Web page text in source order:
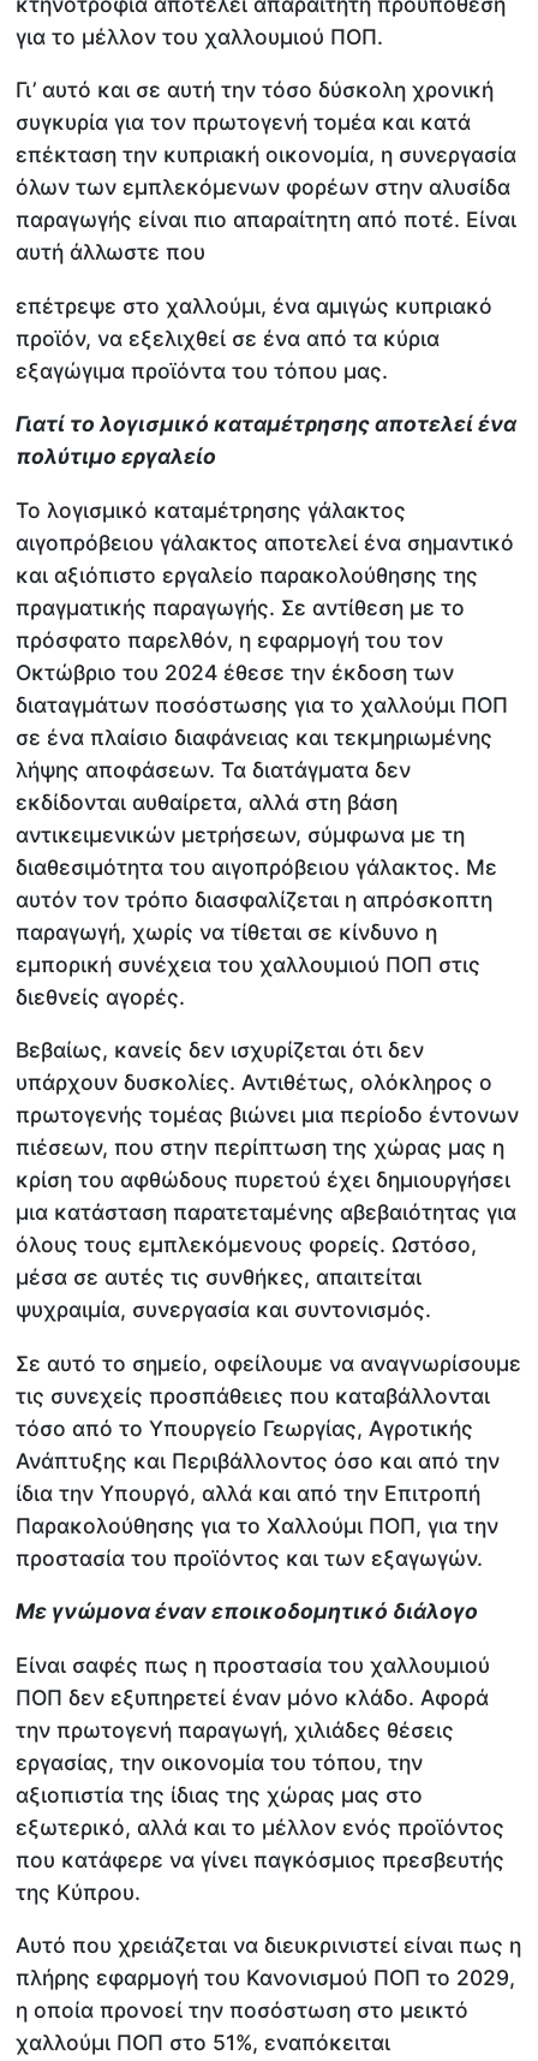
για το μέλλον του χαλλουμιού ΠΟΠ.
Γι’ αυτό και σε αυτή την τόσο δύσκολη χρονική
συγκυρία για τον πρωτογενή τομέα και κατά
επέκταση την κυπριακή οικονομία, η συνεργασία
όλων των εμπλεκόμενων φορέων στην αλυσίδα
παραγωγής είναι πιο απαραίτητη από ποτέ. Είναι
αυτή άλλωστε που
επέτρεψε στο χαλλούμι, ένα αμιγώς κυπριακό
προϊόν, να εξελιχθεί σε ένα από τα κύρια
εξαγώγιμα προϊόντα του τόπου μας.
Γιατί το λογισμικό καταμέτρησης αποτελεί ένα
πολύτιμο εργαλείο
Το λογισμικό καταμέτρησης γάλακτος
αιγοπρόβειου γάλακτος αποτελεί ένα σημαντικό
και αξιόπιστο εργαλείο παρακολούθησης της
πραγματικής παραγωγής. Σε αντίθεση με το
πρόσφατο παρελθόν, η εφαρμογή του τον
Οκτώβριο του 2024 έθεσε την έκδοση των
διαταγμάτων ποσόστωσης για το χαλλούμι ΠΟΠ
σε ένα πλαίσιο διαφάνειας και τεκμηριωμένης
λήψης αποφάσεων. Τα διατάγματα δεν
εκδίδονται αυθαίρετα, αλλά στη βάση
αντικειμενικών μετρήσεων, σύμφωνα με τη
διαθεσιμότητα του αιγοπρόβειου γάλακτος. Με
αυτόν τον τρόπο διασφαλίζεται η απρόσκοπτη
παραγωγή, χωρίς να τίθεται σε κίνδυνο η
εμπορική συνέχεια του χαλλουμιού ΠΟΠ στις
διεθνείς αγορές.
Βεβαίως, κανείς δεν ισχυρίζεται ότι δεν
υπάρχουν δυσκολίες. Αντιθέτως, ολόκληρος ο
πρωτογενής τομέας βιώνει μια περίοδο έντονων
πιέσεων, που στην περίπτωση της χώρας μας η
κρίση του αφθώδους πυρετού έχει δημιουργήσει
μια κατάσταση παρατεταμένης αβεβαιότητας για
όλους τους εμπλεκόμενους φορείς. Ωστόσο,
μέσα σε αυτές τις συνθήκες, απαιτείται
ψυχραιμία, συνεργασία και συντονισμός.
Σε αυτό το σημείο, οφείλουμε να αναγνωρίσουμε
τις συνεχείς προσπάθειες που καταβάλλονται
τόσο από το Υπουργείο Γεωργίας, Αγροτικής
Ανάπτυξης και Περιβάλλοντος όσο και από την
ίδια την Υπουργό, αλλά και από την Επιτροπή
Παρακολούθησης για το Χαλλούμι ΠΟΠ, για την
προστασία του προϊόντος και των εξαγωγών.
Με γνώμονα έναν εποικοδομητικό διάλογο
Είναι σαφές πως η προστασία του χαλλουμιού
ΠΟΠ δεν εξυπηρετεί έναν μόνο κλάδο. Αφορά
την πρωτογενή παραγωγή, χιλιάδες θέσεις
εργασίας, την οικονομία του τόπου, την
αξιοπιστία της ίδιας της χώρας μας στο
εξωτερικό, αλλά και το μέλλον ενός προϊόντος
που κατάφερε να γίνει παγκόσμιος πρεσβευτής
της Κύπρου.
Αυτό που χρειάζεται να διευκρινιστεί είναι πως η
πλήρης εφαρμογή του Κανονισμού ΠΟΠ το 2029,
η οποία προνοεί την ποσόστωση στο μεικτό
χαλλούμι ΠΟΠ στο 51%, εναπόκειται